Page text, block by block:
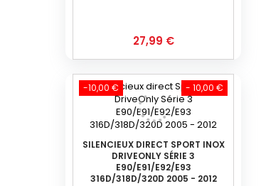
Prix
27,99 €
- 10,00 €
-10,00 €
SILENCIEUX DIRECT SPORT INOX
DRIVEONLY SÉRIE 3
E90/E91/E92/E93
316D/318D/320D 2005 - 2012